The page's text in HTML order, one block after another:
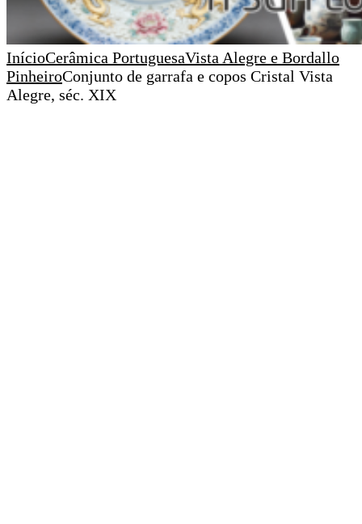
InícioCerâmica PortuguesaVista Alegre e Bordallo
PinheiroConjunto de garrafa e copos Cristal Vista
Alegre, séc. XIX